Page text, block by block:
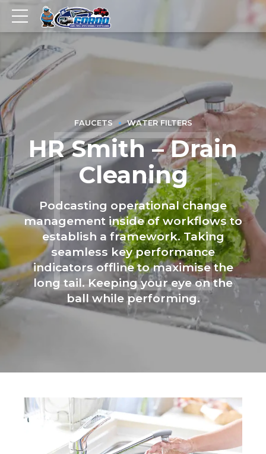
FAUCETS WATER FILTERS
HR Smith – Drain
Cleaning
Podcasting operational change
management inside of workflows to
establish a framework. Taking
seamless key performance
indicators offline to maximise the
long tail. Keeping your eye on the
ball while performing.